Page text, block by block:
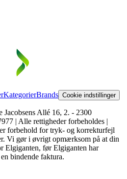
KategorierBrands Cookie indstillinger
Allé 16, 2. - 2300
| Alle rettigheder forbeholdes |
forbehold for tryk- og korrekturfejl
Vi gør i øvrigt opmærksom på at din
Elgiganten, før Elgiganten har
bindende faktura.